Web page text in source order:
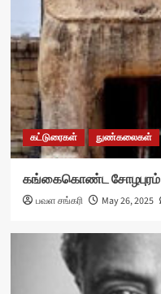
கட்டுரைகள் நுண்கலைகள்
கங்கைகொண்ட சோழபுரம்
பவள சங்கரி May 26, 2025